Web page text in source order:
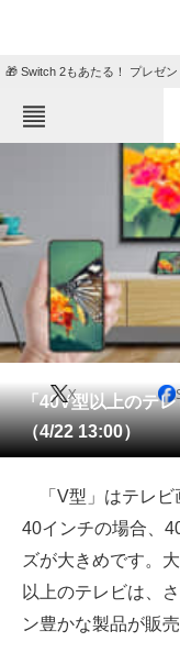
🎁 Switch 2もあたる！ プレゼン
ねとらぼメニュー
エンタメ
グルメ
住まい
動物
会員記事
メディア
注目記事を集めた総
ITの今と未来を見通
スマホと通信の最新
進化するPCとデバ
「40V型以上のテ
（4/22 13:00）
X
「V型」はテレビ
40インチの場合、
ズが大きめです。
以上のテレビは、
ン豊かな製品が販